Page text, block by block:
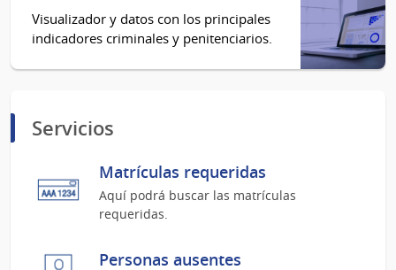
Visualizador y datos con los principales
indicadores criminales y penitenciarios.
Servicios
Matrículas requeridas
Aquí podrá buscar las matrículas
requeridas.
Personas ausentes